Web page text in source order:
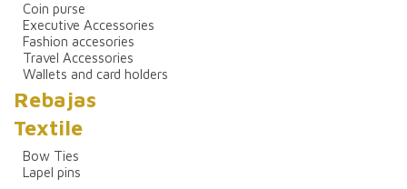
Coin purse
Executive Accessories
Fashion accesories
Travel Accessories
Wallets and card holders
Rebajas
Textile
Bow Ties
Lapel pins